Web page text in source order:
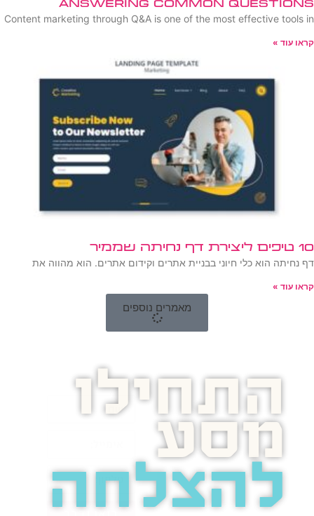
Answering Common Questions
Content marketing through Q&A is one of the most effective tools in
קראו עוד »
10 טיפים ליצירת דף נחיתה שממיר
דף נחיתה הוא כלי חיוני בבניית אתרים וקידום אתרים. הוא מהווה את
קראו עוד »
מאמרים נוספים
התחילו
מסע
להצלחה